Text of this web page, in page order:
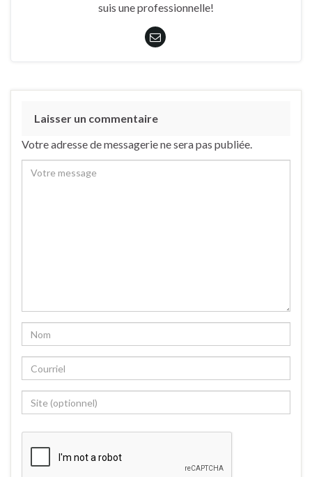
suis une professionnelle!
Laisser un commentaire
Votre adresse de messagerie ne sera pas publiée.